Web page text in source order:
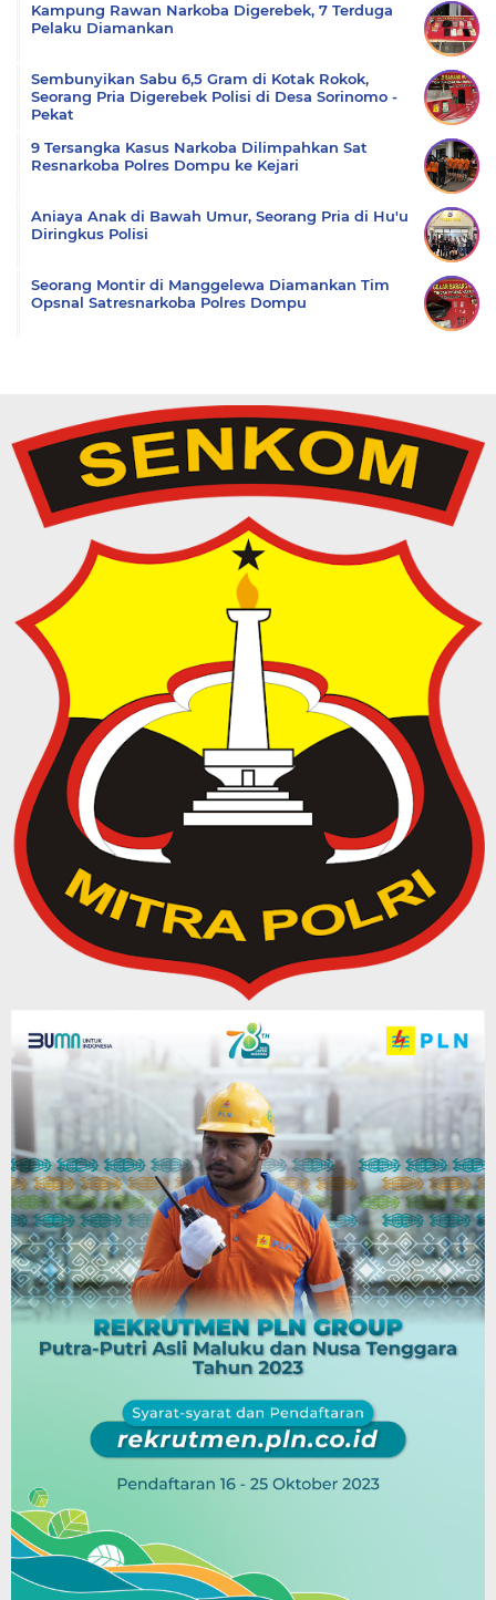
Kampung Rawan Narkoba Digerebek, 7 Terduga
Pelaku Diamankan
Sembunyikan Sabu 6,5 Gram di Kotak Rokok,
Seorang Pria Digerebek Polisi di Desa Sorinomo -
Pekat
9 Tersangka Kasus Narkoba Dilimpahkan Sat
Resnarkoba Polres Dompu ke Kejari
Aniaya Anak di Bawah Umur, Seorang Pria di Hu'u
Diringkus Polisi
Seorang Montir di Manggelewa Diamankan Tim
Opsnal Satresnarkoba Polres Dompu